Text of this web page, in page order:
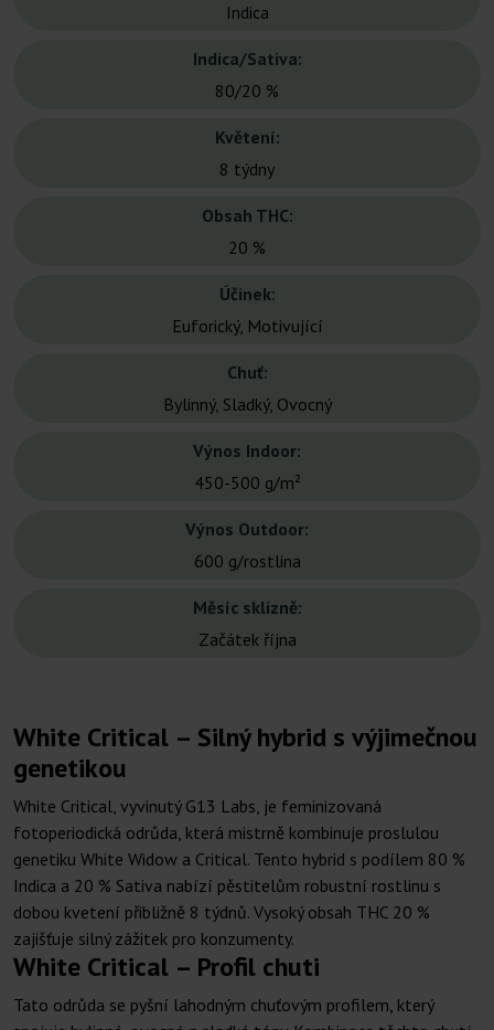
Indica
Indica/Sativa:
80/20 %
Květení:
8 týdny
Obsah THC:
20 %
Účinek:
Euforický, Motivující
Chuť:
Bylinný, Sladký, Ovocný
Výnos Indoor:
450-500 g/m²
Výnos Outdoor:
600 g/rostlina
Měsíc sklizně:
Začátek října
White Critical – Silný hybrid s výjimečnou
genetikou
White Critical, vyvinutý G13 Labs, je feminizovaná
fotoperiodická odrůda, která mistrně kombinuje proslulou
genetiku White Widow a Critical. Tento hybrid s podílem 80 %
Indica a 20 % Sativa nabízí pěstitelům robustní rostlinu s
dobou kvetení přibližně 8 týdnů. Vysoký obsah THC 20 %
zajišťuje silný zážitek pro konzumenty.
White Critical – Profil chuti
Tato odrůda se pyšní lahodným chuťovým profilem, který